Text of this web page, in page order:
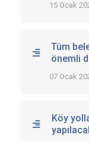
15 Ocak
Tüm
önemli
07 Ocak
Köy